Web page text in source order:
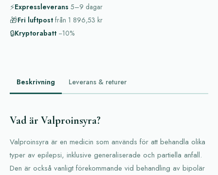
⚡Expressleverans 5–9 dagar
🎁Fri luftpost från 1 896,53 kr
🔒Kryptorabatt −10%
Beskrivning Leverans & returer
Vad är Valproinsyra?
Valproinsyra är en medicin som används för att behandla olika
typer av epilepsi, inklusive generaliserade och partiella anfall.
Den är också vanligt förekommande vid behandling av bipolär